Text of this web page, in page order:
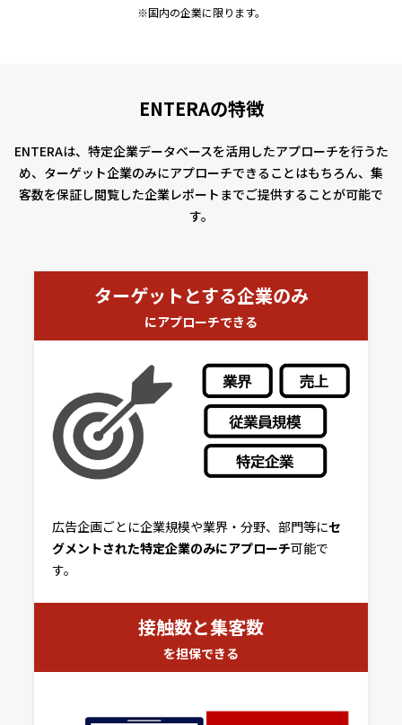
※国内の企業に限ります。
ENTERAの特徴
ENTERAは、特定企業データベースを活用したアプローチを行うた
め、ターゲット企業のみにアプローチできることはもちろん、集
客数を保証し閲覧した企業レポートまでご提供することが可能で
す。
ターゲットとする企業のみ
にアプローチできる
広告企画ごとに企業規模や業界・分野、部門等にセ
グメントされた特定企業のみにアプローチ可能で
す。
接触数と集客数
を担保できる